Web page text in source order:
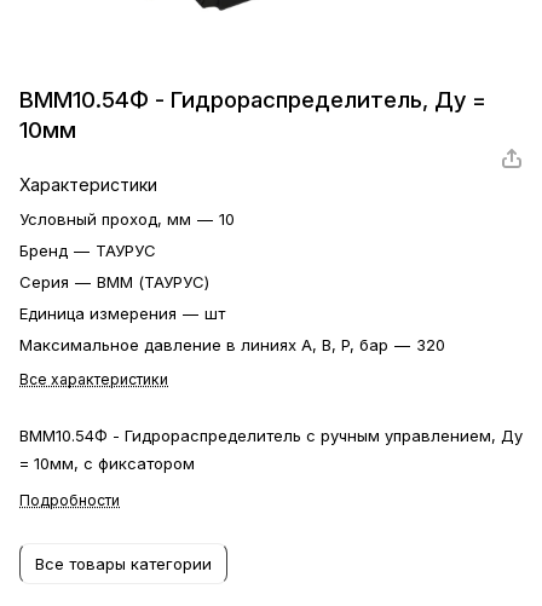
ВММ10.54Ф - Гидрораспределитель, Ду =
10мм
Характеристики
Условный проход, мм — 10
Бренд — ТАУРУС
Серия — ВММ (ТАУРУС)
Единица измерения — шт
Максимальное давление в линиях A, B, P, бар — 320
Все характеристики
ВММ10.54Ф - Гидрораспределитель с ручным управлением, Ду
= 10мм, с фиксатором
Подробности
Все товары категории